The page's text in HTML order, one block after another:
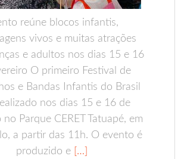
reúne blocos infantis,
vivos e muitas atrações
e adultos nos dias 15 e 16
O primeiro Festival de
e Bandas Infantis do Brasil
nos dias 15 e 16 de
Parque CERET Tatuapé, em
a partir das 11h. O evento é
produzido e […]